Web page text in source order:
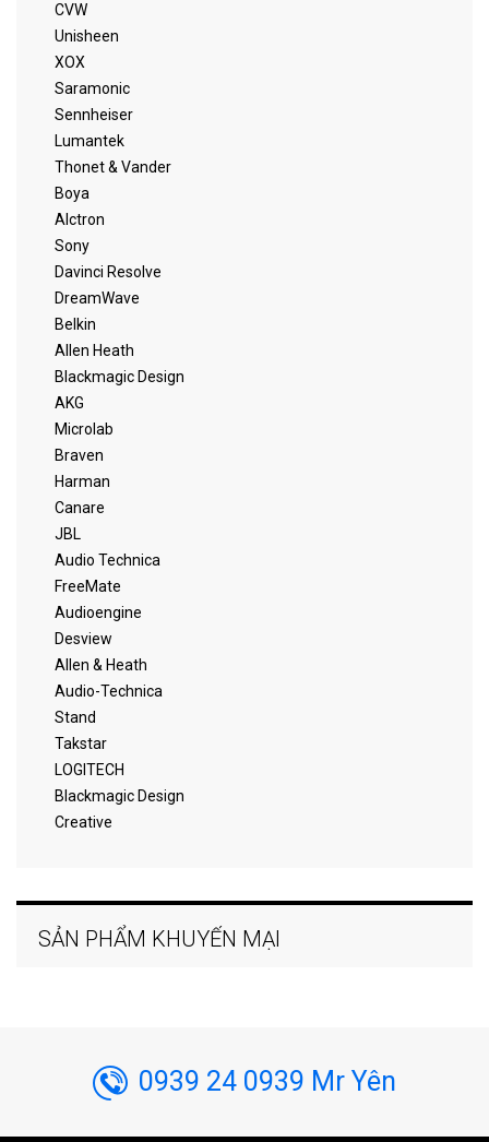
CVW
Unisheen
XOX
Saramonic
Sennheiser
Lumantek
Thonet & Vander
Boya
Alctron
Sony
Davinci Resolve
DreamWave
Belkin
Allen Heath
Blackmagic Design
AKG
Microlab
Braven
Harman
Canare
JBL
Audio Technica
FreeMate
Audioengine
Desview
Allen & Heath
Audio-Technica
Stand
Takstar
LOGITECH
Blackmagic Design
Creative
SẢN PHẨM KHUYẾN MẠI
0939 24 0939 Mr Yên